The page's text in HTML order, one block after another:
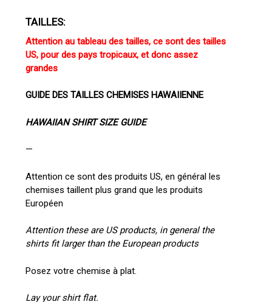
TAILLES:
Attention au tableau des tailles, ce sont des tailles
US, pour des pays tropicaux, et donc assez
grandes
GUIDE DES TAILLES CHEMISES HAWAIIENNE
HAWAIIAN SHIRT SIZE GUIDE
—
Attention ce sont des produits US, en général les
chemises taillent plus grand que les produits
Européen
Attention these are US products, in general the
shirts fit larger than the European products
Posez votre chemise à plat.
Lay your shirt flat.